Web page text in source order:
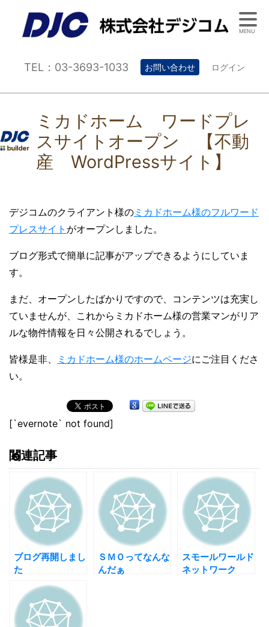
TEL：03-3693-1033 お問い合わせ ログイン
ミカドホーム ワードプレ
スサイトオープン 【不動
産 WordPressサイト】
デジコムのクライアント様の ミカドホーム様のフルワード
プレスサイト がオープンしました。
ブログ形式で簡単に記事がアップできるようにしていま
す。
まだ、オープンしたばかりですので、コンテンツは充実し
ていませんが、これからミカドホーム様の営業マンがリア
ルな物件情報を日々公開されるでしょう。
皆様是非、 ミカドホーム様のホームページにご注目くださ
い。
[`evernote` not found]
関連記事
ブログ再開しまし
た
ＳＭＯってなんな
んだぁ
スモールワールド
ネットワーク
MENU